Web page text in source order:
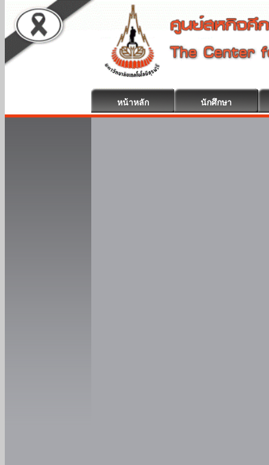
หน้าหลัก นักศึกษา